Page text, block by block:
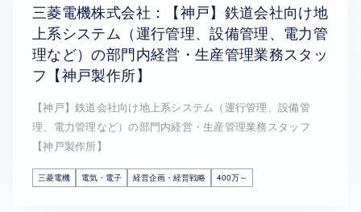
三菱電機株式会社：【神戸】鉄道会社向け地
上系システム（運行管理、設備管理、電力管
理など）の部門内経営・生産管理業務スタッ
フ【神戸製作所】
【神戸】鉄道会社向け地上系システム（運行管理、設備管
理、電力管理など）の部門内経営・生産管理業務スタッフ
【神戸製作所】
三菱電機 電気・電子 経営企画・経営戦略 400万～